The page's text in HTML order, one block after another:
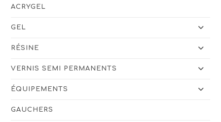
ACRYGEL
GEL
RÉSINE
VERNIS SEMI PERMANENTS
ÉQUIPEMENTS
GAUCHERS